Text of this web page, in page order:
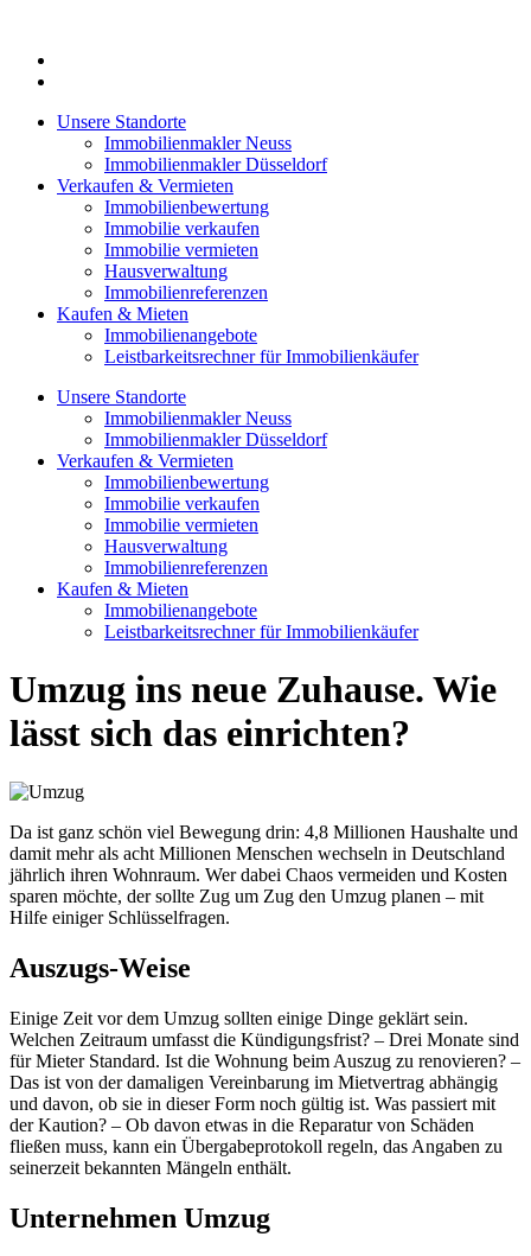
springen
Unsere Standorte
Immobilienmakler Neuss
Immobilienmakler Düsseldorf
Verkaufen & Vermieten
Immobilienbewertung
Immobilie verkaufen
Immobilie vermieten
Hausverwaltung
Immobilienreferenzen
Kaufen & Mieten
Immobilienangebote
Leistbarkeitsrechner für Immobilienkäufer
Unsere Standorte
Immobilienmakler Neuss
Immobilienmakler Düsseldorf
Verkaufen & Vermieten
Immobilienbewertung
Immobilie verkaufen
Immobilie vermieten
Hausverwaltung
Immobilienreferenzen
Kaufen & Mieten
Immobilienangebote
Leistbarkeitsrechner für Immobilienkäufer
Umzug ins neue Zuhause. Wie
lässt sich das einrichten?
Da ist ganz schön viel Bewegung drin: 4,8 Millionen Haushalte und
damit mehr als acht Millionen Menschen wechseln in Deutschland
jährlich ihren Wohnraum. Wer dabei Chaos vermeiden und Kosten
sparen möchte, der sollte Zug um Zug den Umzug planen – mit
Hilfe einiger Schlüsselfragen.
Auszugs-Weise
Einige Zeit vor dem Umzug sollten einige Dinge geklärt sein.
Welchen Zeitraum umfasst die Kündigungsfrist? – Drei Monate sind
für Mieter Standard. Ist die Wohnung beim Auszug zu renovieren? –
Das ist von der damaligen Vereinbarung im Mietvertrag abhängig
und davon, ob sie in dieser Form noch gültig ist. Was passiert mit
der Kaution? – Ob davon etwas in die Reparatur von Schäden
fließen muss, kann ein Übergabeprotokoll regeln, das Angaben zu
seinerzeit bekannten Mängeln enthält.
Unternehmen Umzug